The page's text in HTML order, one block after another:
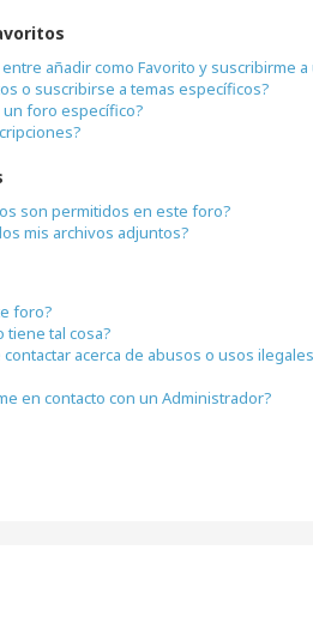
añadir como Favorito y suscribirme a
o suscribirse a temas específicos?
un foro específico?
son permitidos en este foro?
mis archivos adjuntos?
foro?
tiene tal cosa?
acerca de abusos o usos
en contacto con un Administrador?